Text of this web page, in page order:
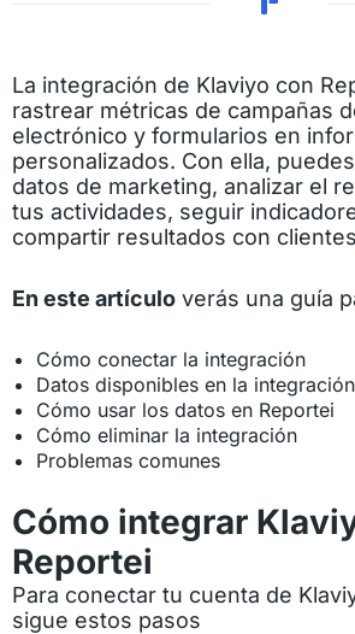
La integración de Klaviyo con
rastrear métricas de campañas
electrónico y formularios en
personalizados. Con ella,
datos de marketing, analizar el
tus actividades, seguir
compartir resultados con
En este artículo verás una guía
Cómo conectar la integración
Datos disponibles en la integración
Cómo usar los datos en Reportei
Cómo eliminar la integración
Problemas comunes
Cómo integrar
Reportei
Para conectar tu cuenta de
sigue estos pasos